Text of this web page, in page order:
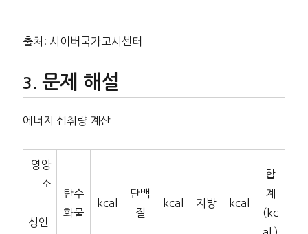
출처: 사이버국가고시센터
문제 해설
에너지 섭취량 계산
영양
소
성인
탄수
화물
kcal
단백
질
kcal 지방 kcal
합
계
(kc
al )